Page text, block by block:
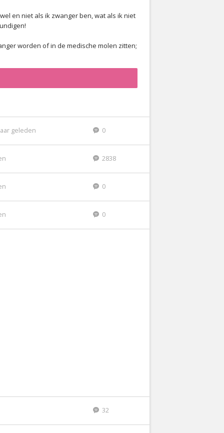
en niet als ik zwanger ben, wat als ik niet
worden of in de medische molen zitten;
geleden 0
2838
0
0
32